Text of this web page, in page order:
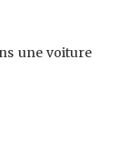
une voiture